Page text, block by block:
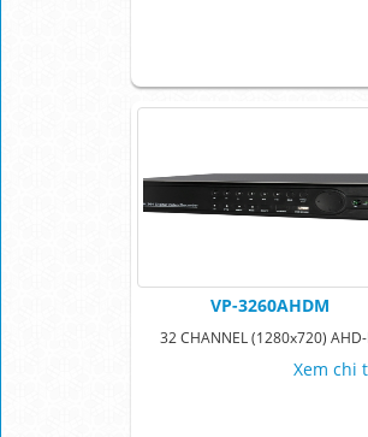
VP-3260AHDM
32 CHANNEL (1280x720)
Xem chi